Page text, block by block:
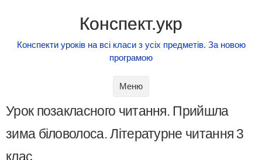
Конспект.укр
Конспекти уроків на всі класи з усіх предметів. За новою
програмою
Меню
Урок позакласного читання. Прийшла
зима біловолоса. Літературне читання 3
клас